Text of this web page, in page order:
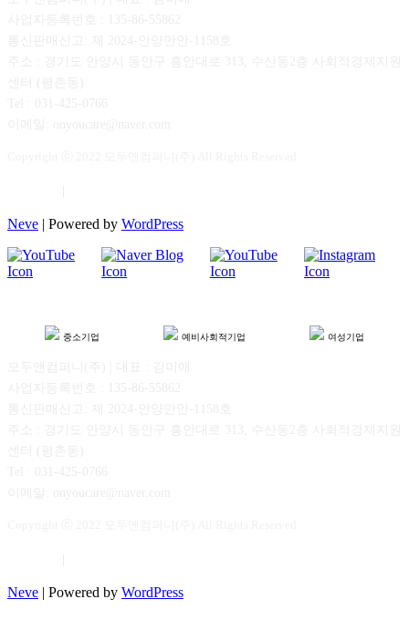
Neve | Powered by WordPress
중소기업 예비사회적기업 여성기업
Neve | Powered by WordPress